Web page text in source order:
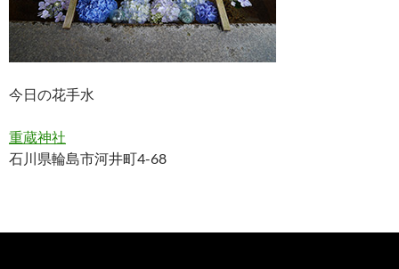
今日の花手水
重蔵神社
石川県輪島市河井町4-68